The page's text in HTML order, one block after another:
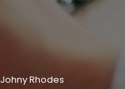
Johny Rhodes